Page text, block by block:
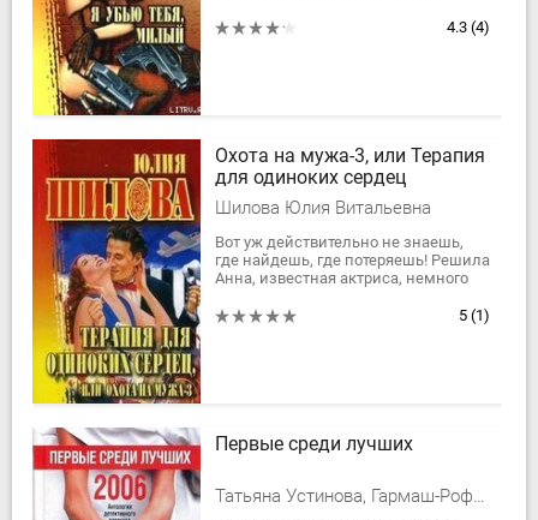
Незнакомец в поезде с заточкой в
4.3 (4)
Охота на мужа-3, или Терапия
для одиноких сердец
Шилова Юлия Витальевна
Вот уж действительно не знаешь,
где найдешь, где потеряешь! Решила
Анна, известная актриса, немного
на...
5 (1)
Первые среди лучших
Татьяна Устинова, Гармаш-Роффе Татьяна Владимировна, Литвиновы Анна и Сергей, Шилова Юлия Витальевна, Донцова Дарья Аркадьевна, Куликова Галина Михайловна, Татьяна Полякова, Соболева Лариса Павловна, Арсеньева Елена Арсеньевна, Холина Арина Игоревна